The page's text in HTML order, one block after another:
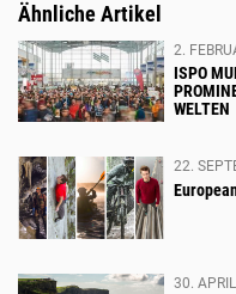
Ähnliche Artikel
2.
ISPO
WELTEN
22.
30.